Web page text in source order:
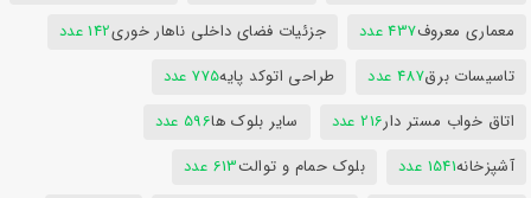
معماری معروف437 عدد جزئیات فضای داخلی ناهار خوری142 عدد
تاسیسات برق487 عدد طراحی اتوکد پایه775 عدد
اتاق خواب مستر دار216 عدد سایر بلوک ها596 عدد
آشپزخانه1541 عدد بلوک حمام و توالت613 عدد